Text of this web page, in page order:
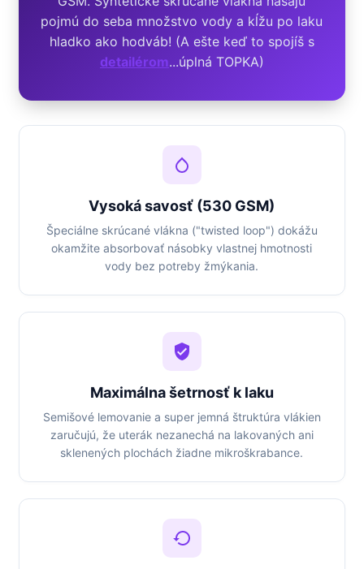
pojmú do seba množstvo vody a kĺžu po laku
hladko ako hodváb! (A ešte keď to spojíš s
detailérom...úplná TOPKA)
Vysoká savosť (530 GSM)
Špeciálne skrúcané vlákna ("twisted loop") dokážu
okamžite absorbovať násobky vlastnej hmotnosti
vody bez potreby žmýkania.
Maximálna šetrnosť k laku
Semišové lemovanie a super jemná štruktúra vlákien
zaručujú, že uterák nezanechá na lakovaných ani
sklenených plochách žiadne mikroškrabance.